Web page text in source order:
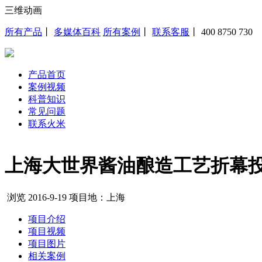
三维动画
所有产品 多媒体百科 所有案例 联系客服 400 8750 730
产品首页
案例视频
科普知识
常见问题
联系火米
上海大世界酱油酿造工艺折幕
浏览 2016-9-19 项目地：上海
项目介绍
项目视频
项目图片
相关案例